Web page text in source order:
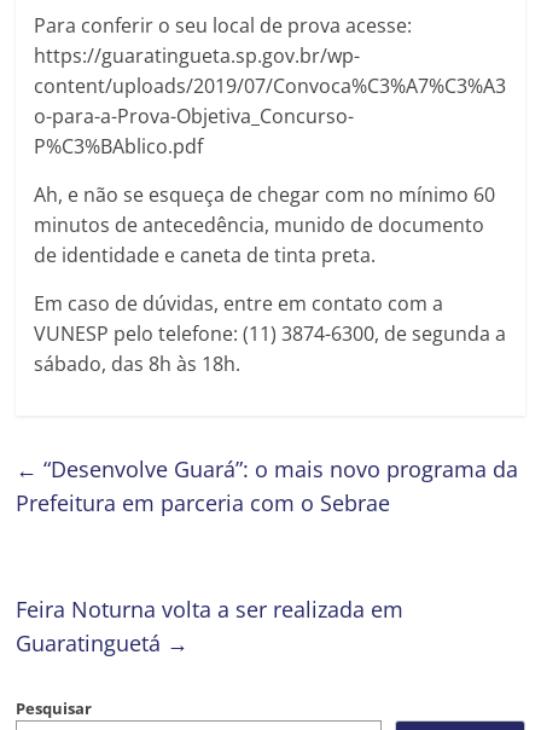
Para conferir o seu local de prova acesse:
https://guaratingueta.sp.gov.br/wp-
content/uploads/2019/07/Convoca%C3%A7%C3%A3
o-para-a-Prova-Objetiva_Concurso-
P%C3%BAblico.pdf
Ah, e não se esqueça de chegar com no mínimo 60
minutos de antecedência, munido de documento
de identidade e caneta de tinta preta.
Em caso de dúvidas, entre em contato com a
VUNESP pelo telefone: (11) 3874-6300, de segunda a
sábado, das 8h às 18h.
← “Desenvolve Guará”: o mais novo programa da
Prefeitura em parceria com o Sebrae
Feira Noturna volta a ser realizada em
Guaratinguetá →
Pesquisar